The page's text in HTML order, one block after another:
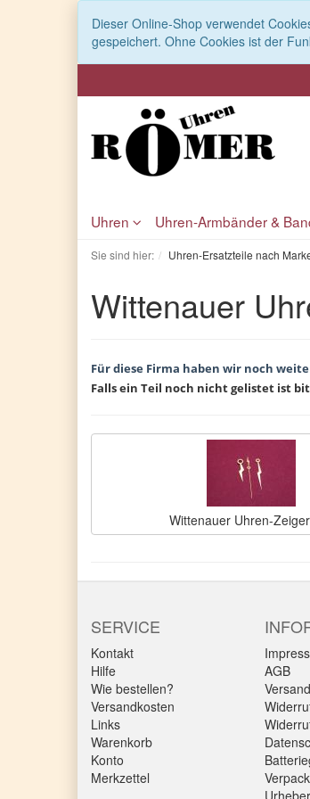
Dieser Online-Shop verwendet
gespeichert. Ohne Cookies ist der
Uhren Uhren-Armbänder &
Sie sind hier: Uhren-Ersatzteile nach
Wittenauer
Für diese Firma haben wir noch
Falls ein Teil noch nicht gelistet ist
Wittenauer Uhren-
SERVICE
Kontakt
Hilfe
Wie bestellen?
Versandkosten
Links
Warenkorb
Konto
Merkzettel
AGB